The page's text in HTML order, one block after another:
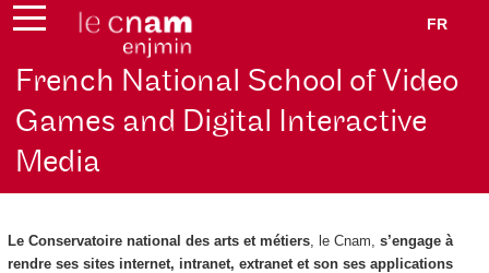
FR
French National School of Video
Games and Digital Interactive
Media
Le Conservatoire national des arts et métiers, le Cnam, s’engage à
rendre ses sites internet, intranet, extranet et son ses applications